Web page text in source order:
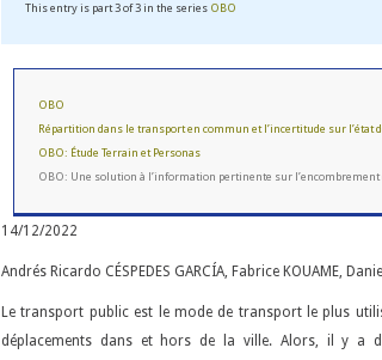
This entry is part 3 of 3 in the series OBO
OBO
Répartition dans le transport en commun et l’incertitude sur l’état
OBO: Étude Terrain et Personas
OBO: Une solution à l’information pertinente sur
14/12/2022
Andrés Ricardo CÉSPEDES GARCÍA, Fabrice KOUAME,
Le transport public est le mode de transport le plus
déplacements dans et hors de la ville. Alors, il y a